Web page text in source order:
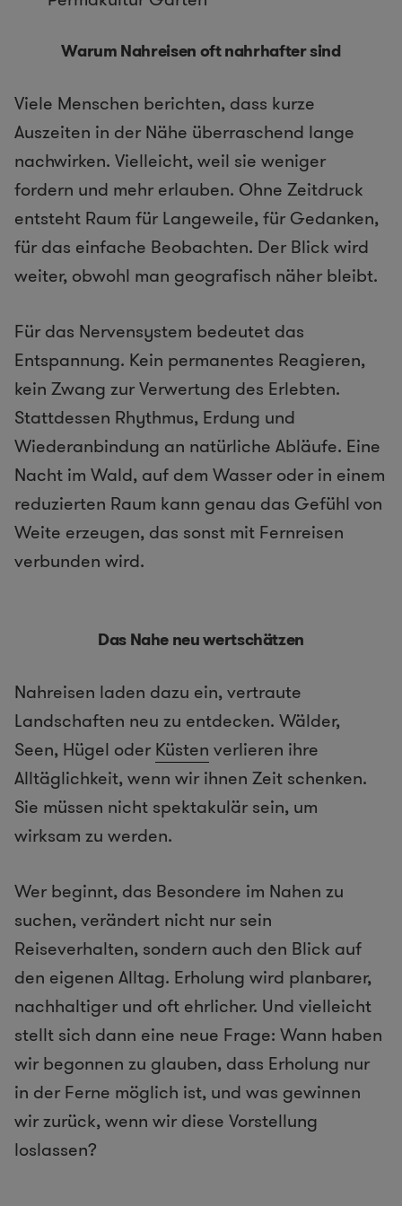
Warum Nahreisen oft nahrhafter sind
Viele Menschen berichten, dass kurze
Auszeiten in der Nähe überraschend lange
nachwirken. Vielleicht, weil sie weniger
fordern und mehr erlauben. Ohne Zeitdruck
entsteht Raum für Langeweile, für Gedanken,
für das einfache Beobachten. Der Blick wird
weiter, obwohl man geografisch näher bleibt.
Für das Nervensystem bedeutet das
Entspannung. Kein permanentes Reagieren,
kein Zwang zur Verwertung des Erlebten.
Stattdessen Rhythmus, Erdung und
Wiederanbindung an natürliche Abläufe. Eine
Nacht im Wald, auf dem Wasser oder in einem
reduzierten Raum kann genau das Gefühl von
Weite erzeugen, das sonst mit Fernreisen
verbunden wird.
Das Nahe neu wertschätzen
Nahreisen laden dazu ein, vertraute
Landschaften neu zu entdecken. Wälder,
Seen, Hügel oder Küsten verlieren ihre
Alltäglichkeit, wenn wir ihnen Zeit schenken.
Sie müssen nicht spektakulär sein, um
wirksam zu werden.
Wer beginnt, das Besondere im Nahen zu
suchen, verändert nicht nur sein
Reiseverhalten, sondern auch den Blick auf
den eigenen Alltag. Erholung wird planbarer,
nachhaltiger und oft ehrlicher. Und vielleicht
stellt sich dann eine neue Frage: Wann haben
wir begonnen zu glauben, dass Erholung nur
in der Ferne möglich ist, und was gewinnen
wir zurück, wenn wir diese Vorstellung
loslassen?